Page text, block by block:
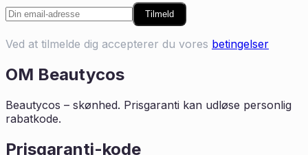
Tilmeld
Ved at tilmelde dig accepterer du vores betingelser
OM Beautycos
Beautycos – skønhed. Prisgaranti kan udløse personlig
rabatkode.
Prisgaranti-kode